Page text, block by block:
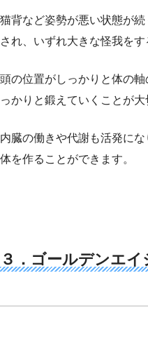
猫背など姿勢が悪い状態が
され、いずれ大きな怪我を
頭の位置がしっかりと体の
っかりと鍛えていくことが大
内臓の働きや代謝も活発に
体を作ることができます。
３．ゴールデンエイ